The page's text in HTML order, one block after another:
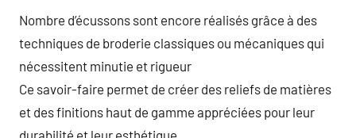
Nombre d’écussons sont encore réalisés grâce à des
techniques de broderie classiques ou mécaniques qui
nécessitent minutie et rigueur
Ce savoir-faire permet de créer des reliefs de matières
et des finitions haut de gamme appréciées pour leur
durabilité et leur esthétique